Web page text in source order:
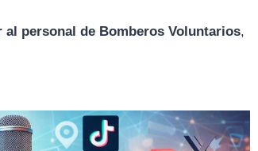
personal de Bomberos Voluntarios,